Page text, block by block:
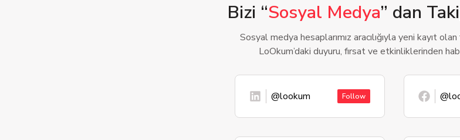
Bizi “Sosyal Medya” dan
Sosyal medya hesaplarımız aracılığıyla yeni kayıt
LoOkum’daki duyuru, fırsat ve etkinliklerinden
@lookum Follow